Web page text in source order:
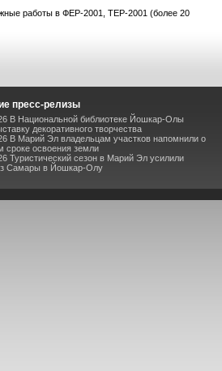
работы в ФЕР-2001, ТЕР-2001 (более 20
пресс-релизы
В Национальной библиотеке Йошкар-Олы
декоративного творчества
В Марий Эл владельцам участков напомнили о
сроке освоения земли
Туристический сезон в Марий Эл усилили
Самары в Йошкар-Олу